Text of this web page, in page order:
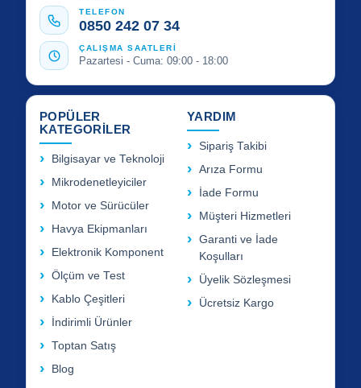
TELEFON
0850 242 07 34
ÇALIŞMA SAATLERİ
Pazartesi - Cuma: 09:00 - 18:00
POPÜLER
KATEGORİLER
Bilgisayar ve Teknoloji
Mikrodenetleyiciler
Motor ve Sürücüler
Havya Ekipmanları
Elektronik Komponent
Ölçüm ve Test
Kablo Çeşitleri
İndirimli Ürünler
Toptan Satış
Blog
YARDIM
Sipariş Takibi
Arıza Formu
İade Formu
Müşteri Hizmetleri
Garanti ve İade
Koşulları
Üyelik Sözleşmesi
Ücretsiz Kargo